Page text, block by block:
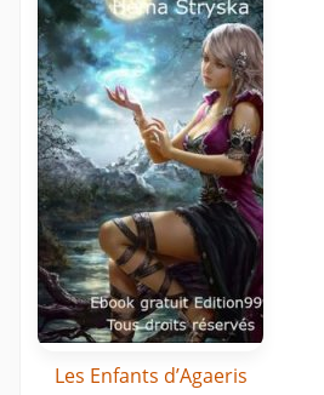
Les Enfants d’Agaeris